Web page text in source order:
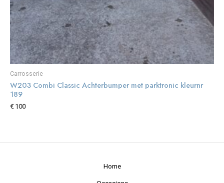
Carrosserie
W203 Combi Classic Achterbumper met parktronic kleurnr
189
€100
Home